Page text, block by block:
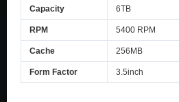
Capacity 6TB
RPM 5400 RPM
Cache 256MB
Form Factor 3.5inch